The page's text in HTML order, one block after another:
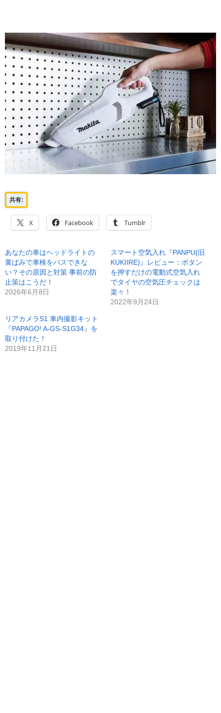
共有:
X Facebook Tumblr
あなたの車はヘッドライトの
黄ばみで車検をパスできな
い？その原因と対策 事前の防
止策はこうだ！
2026年6月8日
スマート空気入れ『PANPU(旧
KUKIIRE)』レビュー：ボタン
を押すだけの電動式空気入れ
でタイヤの空気圧チェックは
楽々！
2022年9月24日
リアカメラS1 車内撮影キット
『PAPAGO! A-GS-S1G34』を
取り付けた！
2019年11月21日